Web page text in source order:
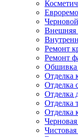
Внешняя
Ремонт
Ремонт
Обшивка
Отделка
Отделка
Отделка
Отделка
Отделка